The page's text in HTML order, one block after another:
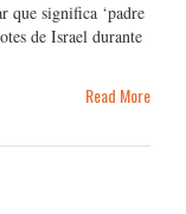
que significa ‘padre
de Israel durante
Read More